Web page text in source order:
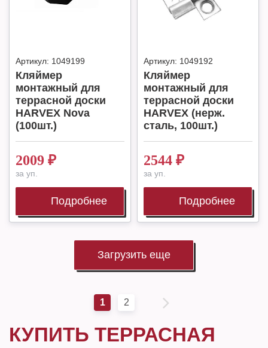
Артикул: 1049199
Кляймер
монтажный для
террасной доски
HARVEX Nova
(100шт.)
2009 ₽
за уп.
Подробнее
Артикул: 1049192
Кляймер
монтажный для
террасной доски
HARVEX (нерж.
сталь, 100шт.)
2544 ₽
за уп.
Подробнее
Загрузить еще
1 2
КУПИТЬ ТЕРРАСНАЯ